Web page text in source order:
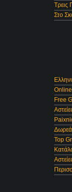
Τρεις
Στο
Online
Free
Top